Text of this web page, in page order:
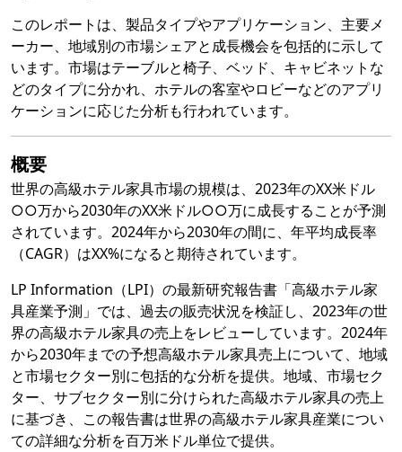
このレポートは、製品タイプやアプリケーション、主要メ
ーカー、地域別の市場シェアと成長機会を包括的に示して
います。市場はテーブルと椅子、ベッド、キャビネットな
どのタイプに分かれ、ホテルの客室やロビーなどのアプリ
ケーションに応じた分析も行われています。
概要
世界の高級ホテル家具市場の規模は、2023年のXX米ドル
○○万から2030年のXX米ドル○○万に成長することが予測
されています。2024年から2030年の間に、年平均成長率
（CAGR）はXX%になると期待されています。
LP Information（LPI）の最新研究報告書「高級ホテル家
具産業予測」では、過去の販売状況を検証し、2023年の世
界の高級ホテル家具の売上をレビューしています。2024年
から2030年までの予想高級ホテル家具売上について、地域
と市場セクター別に包括的な分析を提供。地域、市場セク
ター、サブセクター別に分けられた高級ホテル家具の売上
に基づき、この報告書は世界の高級ホテル家具産業につい
ての詳細な分析を百万米ドル単位で提供。